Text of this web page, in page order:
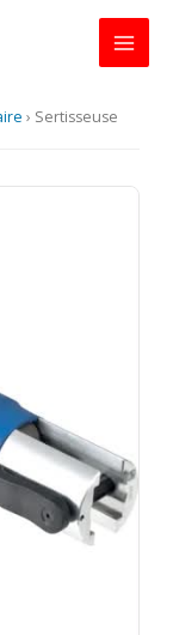
› Sertisseuse